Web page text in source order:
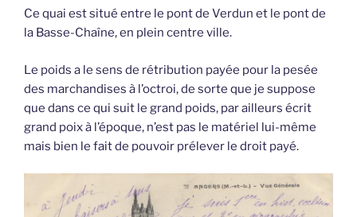
Ce quai est situé entre le pont de Verdun et le pont de
la Basse-Chaîne, en plein centre ville.
Le poids a le sens de rétribution payée pour la pesée
des marchandises à l’octroi, de sorte que je suppose
que dans ce qui suit le grand poids, par ailleurs écrit
grand poix à l’époque, n’est pas le matériel lui-même
mais bien le fait de pouvoir prélever le droit payé.